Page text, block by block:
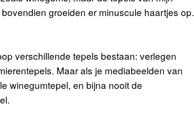
groeiden er minuscule haartjes op.
verschillende tepels bestaan: verlegen
Maar als je mediabeelden van
winegumtepel, en bijna nooit de